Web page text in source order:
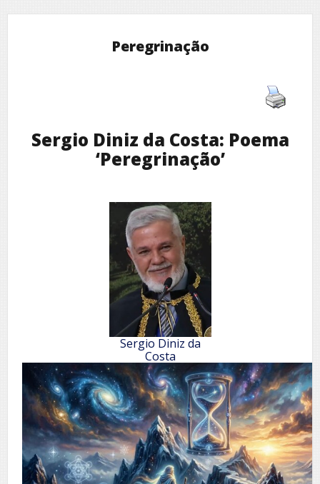
Peregrinação
Sergio Diniz da Costa: Poema
‘Peregrinação’
Sergio Diniz da
Costa